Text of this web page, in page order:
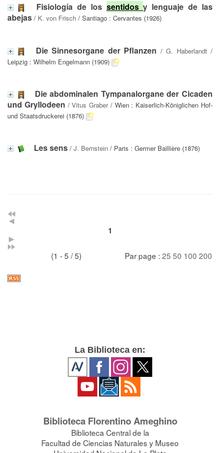
Fisiología de los sentidosy lenguaje de las
abejas / K. von Frisch / Santiago : Cervantes (1926)
Die Sinnesorgane der Pflanzen / G. Haberlandt/
Leipzig : Wilhelm Engelmann (1909)
Die abdominalen Tympanalorgane der Cicaden
und Gryllodeen /Vitus Graber/ Wien : Kaiserlich-Königlichen Hof-
und Staatsdruckerei (1876)
Les sens / J. Bernstein / Paris : Germer Baillière (1876)
1
(1 - 5 / 5) Par page : 25 50 100 200
La Biblioteca en:
Biblioteca Florentino Ameghino
Biblioteca Central de la
Facultad de Ciencias Naturales y Museo